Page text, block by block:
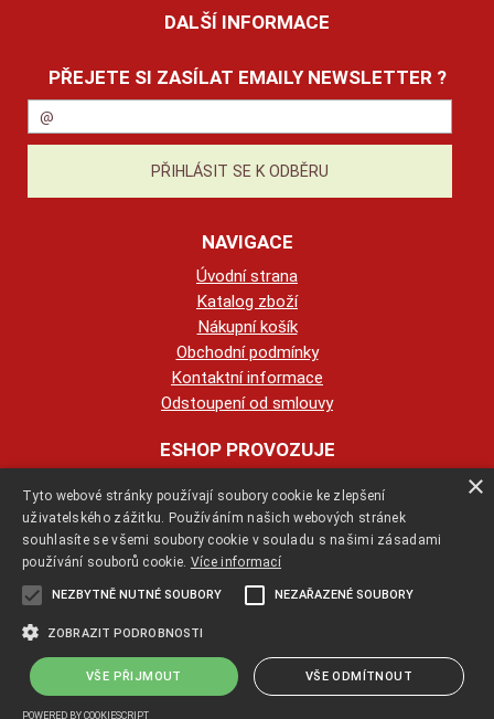
DALŠÍ INFORMACE
PŘEJETE SI ZASÍLAT EMAILY NEWSLETTER ?
NAVIGACE
Úvodní strana
Katalog zboží
Nákupní košík
Obchodní podmínky
Kontaktní informace
Odstoupení od smlouvy
ESHOP PROVOZUJE
123KRBY s.r.o.
+420 774 422 239
info@123krby.cz
Copyright ©jak-se-stavi-krb.cz,provozováno na systémutvorba e-
shopu
×
Tyto webové stránky používají soubory cookie ke zlepšení
uživatelského zážitku. Používáním našich webových stránek
souhlasíte se všemi soubory cookie v souladu s našimi zásadami
používání souborů cookie. Více informací
NEZBYTNĚ NUTNÉ SOUBORY NEZAŘAZENÉ SOUBORY
ZOBRAZIT PODROBNOSTI
VŠE PŘIJMOUT VŠE ODMÍTNOUT
POWERED BY COOKIESCRIPT